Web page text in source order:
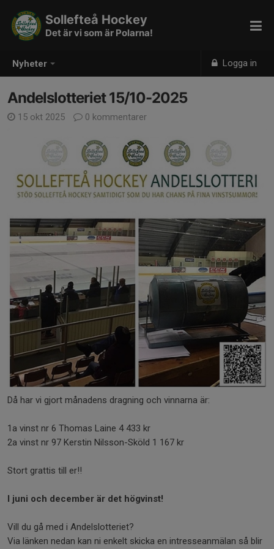
Nyheter Logga in
Sollefteå Hockey
Det är vi som är Polarna!
Andelslotteriet 15/10-2025
15 okt 2025 0 kommentarer
Då har vi gjort månadens dragning och vinnarna är:
1a vinst nr 6 Thomas Laine 4 433 kr
2a vinst nr 97 Kerstin Nilsson-Sköld 1 167 kr
Stort grattis till er!!
I juni och december är det högvinst!
Vill du gå med i Andelslotteriet?
Via länken nedan kan ni enkelt skicka en intresseanmälan så blir